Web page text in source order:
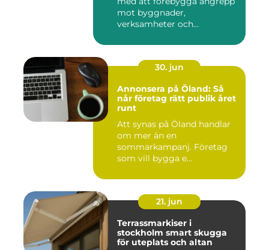
mot byggnader,
verksamheter och
30. jun
Annonsera på Öland: Så
når företag rätt publik året
runt
Att synas på Öland handlar
om mer än en
sommarkampanj. Företag
som vill bygga e...
21. jun
Terrassmarkiser i
stockholm smart skugga
för uteplats och altan